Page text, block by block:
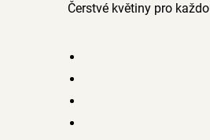
Čerstvé květiny pro